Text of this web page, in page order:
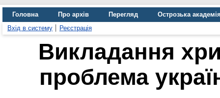
Головна Про архів Перегляд
Острозька
Вхід в систему
Реєстрація
Викладання
проблема